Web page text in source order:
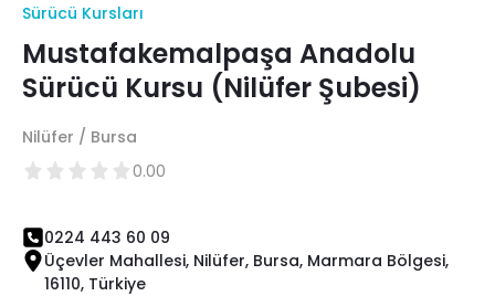
Sürücü Kursları
Mustafakemalpaşa Anadolu
Sürücü Kursu (Nilüfer Şubesi)
Nilüfer / Bursa
0.00
0224 443 60 09
Üçevler Mahallesi, Nilüfer, Bursa, Marmara Bölgesi,
16110, Türkiye